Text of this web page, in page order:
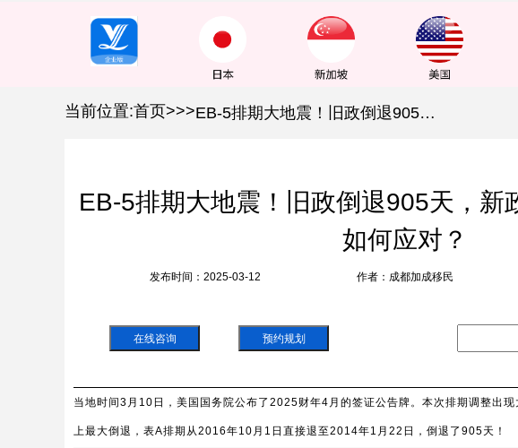
当前位置:首页>>> EB-5排期大地震！旧政倒退905天，新政仍无排期！申请人如何应对？
EB-5排期大地震！旧政倒退905天，新
如何应对？
发布时间：2025-03-12 作者：成都加成移民
在线咨询 预约规划
当地时间3月10日，美国国务院公布了2025财年4月的签证公告牌。本次排期调整出
上最大倒退，表A排期从2016年10月1日直接退至2014年1月22日，倒退了905天！